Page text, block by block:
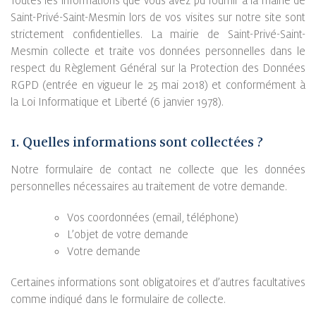
Saint-Privé-Saint-Mesmin lors de vos visites sur notre site sont
strictement confidentielles. La mairie de Saint-Privé-Saint-
Mesmin collecte et traite vos données personnelles dans le
respect du Règlement Général sur la Protection des Données
RGPD (entrée en vigueur le 25 mai 2018) et conformément à
la Loi Informatique et Liberté (6 janvier 1978).
1. Quelles informations sont collectées ?
Notre formulaire de contact ne collecte que les données
personnelles nécessaires au traitement de votre demande.
Vos coordonnées (email, téléphone)
L’objet de votre demande
Votre demande
Certaines informations sont obligatoires et d’autres facultatives
comme indiqué dans le formulaire de collecte.